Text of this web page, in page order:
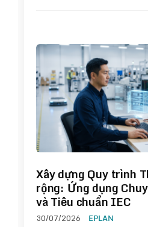
Xây dựng Quy trình
rộng: Ứng dụng
và Tiêu chuẩn IEC
30/07/2026 EPLAN